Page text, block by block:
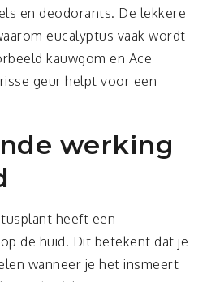
en deodorants. De lekkere
eucalyptus vaak wordt
kauwgom en Ace
geur helpt voor een
werking
heeft een
de huid. Dit betekent dat je
wanneer je het insmeert